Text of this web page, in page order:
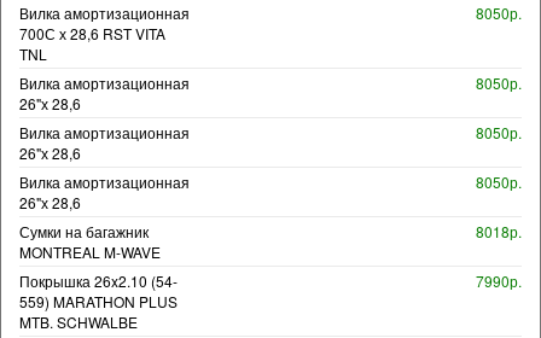
Вилка амортизационная
700С х 28,6 RST VITA
TNL
8050р.
Вилка амортизационная
26"х 28,6
8050р.
Вилка амортизационная
26"х 28,6
8050р.
Вилка амортизационная
26"х 28,6
8050р.
Сумки на багажник
MONTREAL M-WAVE
8018р.
Покрышка 26x2.10 (54-
559) MARATHON PLUS
MTB. SCHWALBE
7990р.